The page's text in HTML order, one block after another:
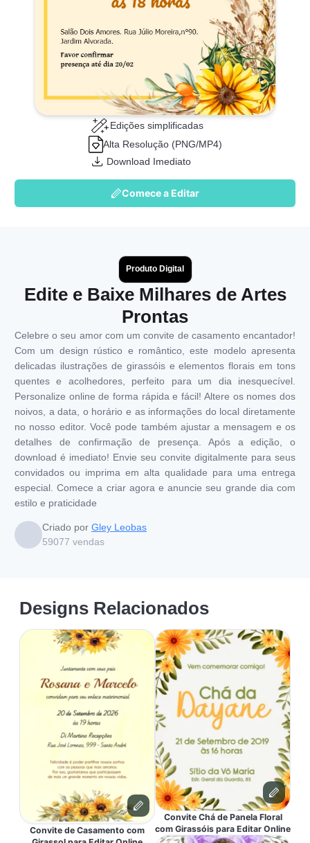
Edições simplificadas
Alta Resolução (PNG/MP4)
Download Imediato
Comece a Editar
Produto Digital
Edite e Baixe Milhares de Artes
Prontas
Celebre o seu amor com um convite de casamento encantador!
Com um design rústico e romântico, este modelo apresenta
delicadas ilustrações de girassóis e elementos florais em tons
quentes e acolhedores, perfeito para um dia inesquecível.
Personalize online de forma rápida e fácil! Altere os nomes dos
noivos, a data, o horário e as informações do local diretamente
no nosso editor. Você pode também ajustar a mensagem e os
detalhes de confirmação de presença. Após a edição, o
download é imediato! Envie seu convite digitalmente para seus
convidados ou imprima em alta qualidade para uma entrega
especial. Comece a criar agora e anuncie seu grande dia com
estilo e praticidade
Criado por Gley Leobas
59077 vendas
Designs Relacionados
Convite de Casamento com
Convite Chá de Panela Floral
com Girassóis para Editar Online